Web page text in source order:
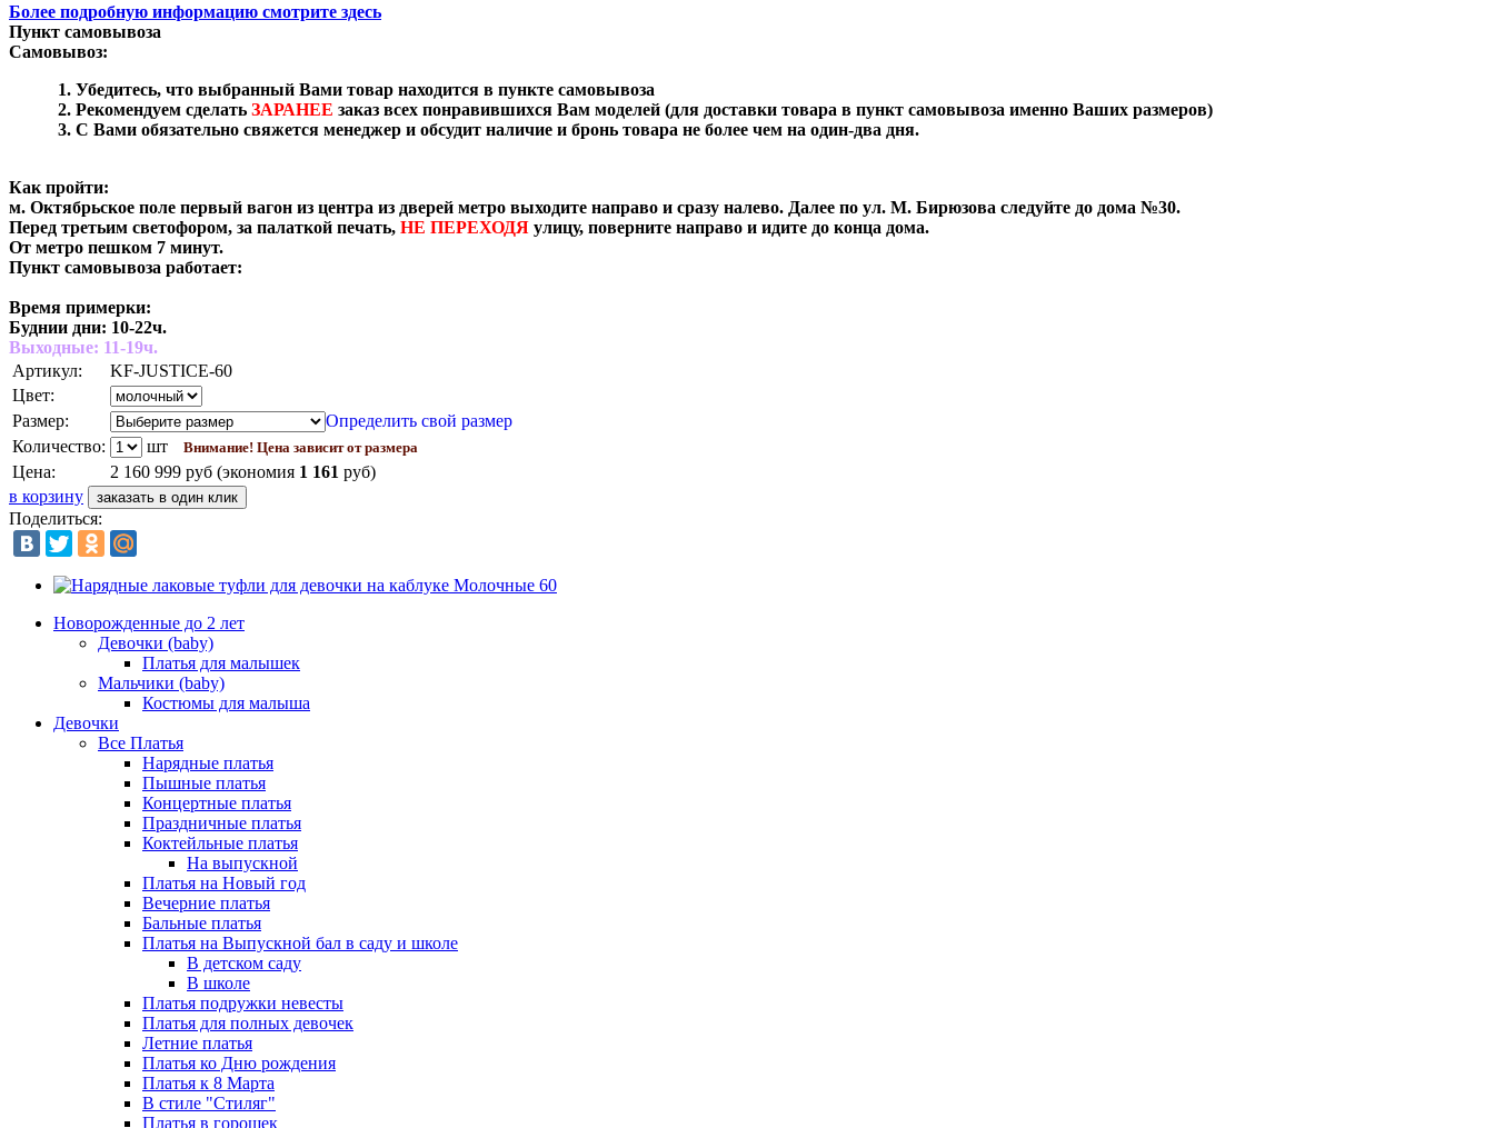
Более подробную информацию смотрите здесь
Пункт самовывоза
Самовывоз:
Убедитесь, что выбранный Вами товар находится в пункте самовывоза
Рекомендуем сделать ЗАРАНЕЕ заказ всех понравившихся Вам моделей (для доставки товара в пункт самовывоза именно Ваших размеров)
С Вами обязательно свяжется менеджер и обсудит наличие и бронь товара не более чем на один-два дня.
Как пройти:
м. Октябрьское поле первый вагон из центра из дверей метро выходите направо и сразу налево. Далее по ул. М. Бирюзова следуйте до дома №30.
Перед третьим светофором, за палаткой печать, НЕ ПЕРЕХОДЯ улицу, поверните направо и идите до конца дома.
От метро пешком 7 минут.
Пункт самовывоза работает:
Время примерки:
Буднии дни: 10-22ч.
Выходные: 11-19ч.
Артикул:
KF-JUSTICE-60
Цвет:
Размер:
Определить свой размер
Количество:
шт Внимание! Цена зависит от размера
Цена: 2 160 999 руб (экономия 1 161 руб)
в корзину
Поделиться:
Новорожденные до 2 лет
Девочки (baby)
Платья для малышек
Мальчики (baby)
Костюмы для малыша
Девочки
Все Платья
Нарядные платья
Пышные платья
Концертные платья
Праздничные платья
Коктейльные платья
На выпускной
Платья на Новый год
Вечерние платья
Бальные платья
Платья на Выпускной бал в саду и школе
В детском саду
В школе
Платья подружки невесты
Платья для полных девочек
Летние платья
Платья ко Дню рождения
Платья к 8 Марта
В стиле "Стиляг"
Платья в горошек